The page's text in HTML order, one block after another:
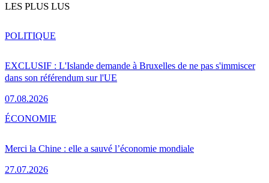
LES PLUS LUS
EXCLUSIF : L'Islande demande à Bruxelles de ne pas s'immiscer
dans son référendum sur l'UE
07.08.2026
POLITIQUE
Merci la Chine : elle a sauvé l’économie mondiale
27.07.2026
ÉCONOMIE